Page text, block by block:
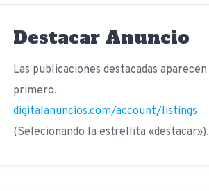
Destacar Anuncio
Las publicaciones destacadas aparecen
primero.
digitalanuncios.com/account/listings
(Selecionando la estrellita «destacar»).